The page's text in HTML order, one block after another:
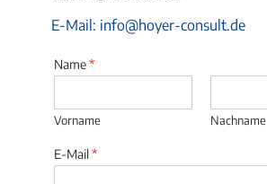
E-Mail: info@hoyer-consult.de
Name*
Vorname Nachname
E-Mail*